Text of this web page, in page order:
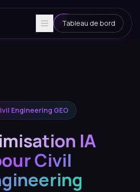
Tableau de bord
Engineering GEO
IA
Civil